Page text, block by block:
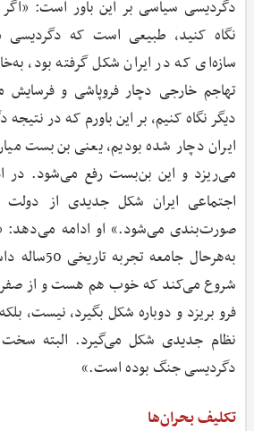
دگردیسی سیاسی بر این باور است:
نگاه کنید، طبیعی است که دگردیسی
سازه‌ای که در ایران شکل گرفته بود،
تهاجم خارجی دچار فروپاشی و
دیگر نگاه کنیم، بر این باورم که در
ایران دچار شده بودیم، یعنی بن‌بست
می‌ریزد و این بن‌بست رفع می‌شود. در
اجتماعی ایران شکل جدیدی از
صورت‌بندی می‌شود.» او ادامه
به‌هرحال
شروع می‌کند که خوب هم هست و از صفر
فرو بریزد و دوباره شکل بگیرد، نیست،
نظام جدیدی شکل می‌گیرد. البته
دگردیسی جنگ بوده است.»
تکلیف بحران‌ها